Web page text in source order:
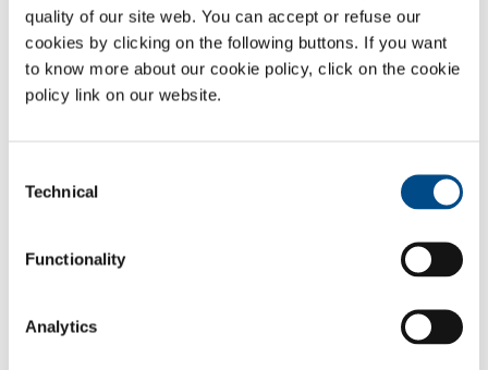
quality of our site web. You can accept or refuse our
cookies by clicking on the following buttons. If you want
to know more about our cookie policy, click on the cookie
policy link on our website.
Selection
Technical
Functionality
Analytics
Inoltre rispetto all’uso di solventi e prodotti chimici la tecnologia
Dryblast è caratterizzata dall’assenza di residui di prodotti
potenzialmente pericolosi sulle superfici di attrezzature ed impianti
che rimangono quindi sostanzialmente inalterate anche dopo
Lavorazione metalli non ferrosi
Lavorazioni utensili